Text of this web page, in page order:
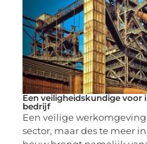
Een veiligheidskundige
bedrijf
Een veilige
sector, maar des te meer